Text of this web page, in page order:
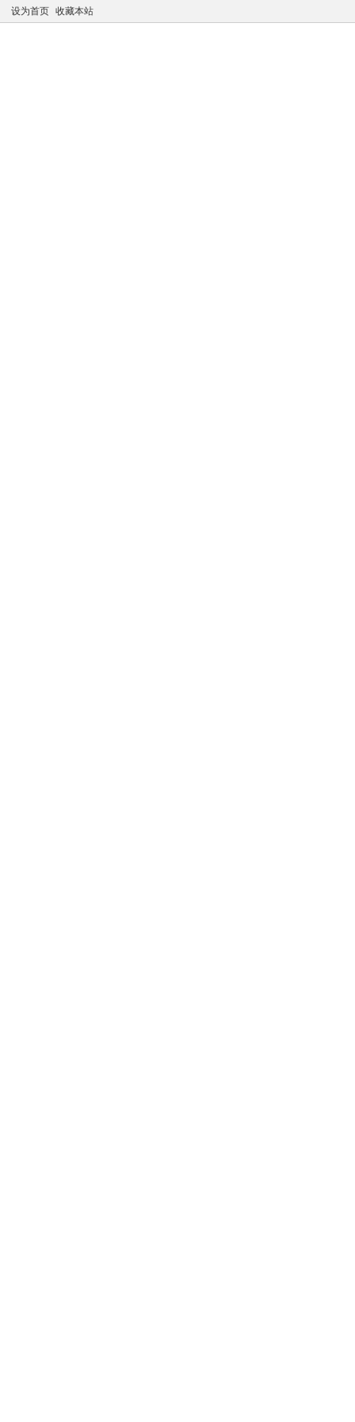
设为首页 收藏本站